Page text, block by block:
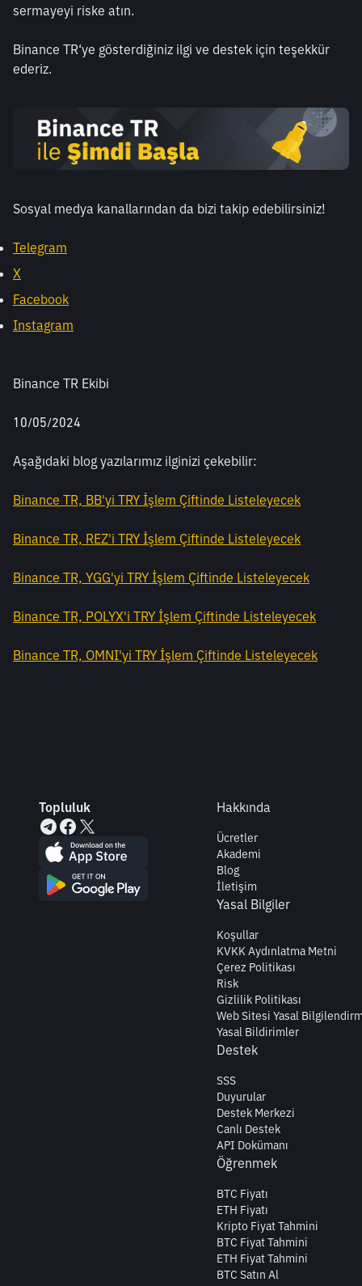
sermayeyi riske atın.
Binance TR‘ye gösterdiğiniz ilgi ve destek için teşekkür
ederiz.
Sosyal medya kanallarından da bizi takip edebilirsiniz!
Telegram
X
Facebook
Instagram
Binance TR Ekibi
10/05/2024
Aşağıdaki blog yazılarımız ilginizi çekebilir:
Binance TR, BB'yi TRY İşlem Çiftinde Listeleyecek
Binance TR, REZ'i TRY İşlem Çiftinde Listeleyecek
Binance TR, YGG'yi TRY İşlem Çiftinde Listeleyecek
Binance TR, POLYX'i TRY İşlem Çiftinde Listeleyecek
Binance TR, OMNI'yi TRY İşlem Çiftinde Listeleyecek
Topluluk Hakkında
Ücretler
Akademi
Blog
İletişim
Yasal Bilgiler
Koşullar
KVKK Aydınlatma Metni
Çerez Politikası
Risk
Gizlilik Politikası
Web Sitesi Yasal
Yasal Bildirimler
Destek
SSS
Duyurular
Destek Merkezi
Canlı Destek
API Dokümanı
Öğrenmek
BTC Fiyatı
ETH Fiyatı
Kripto Fiyat Tahmini
BTC Fiyat Tahmini
ETH Fiyat Tahmini
BTC Satın Al